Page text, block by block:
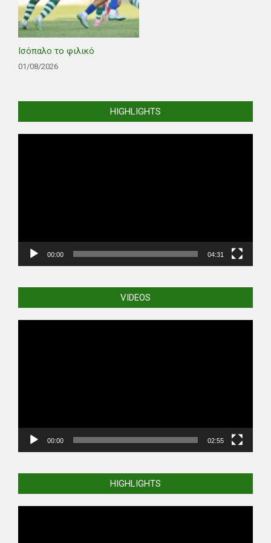
Ισόπαλο το φιλικό
01/08/2026
HIGHLIGHTS
00:00 04:31
VIDEOS
00:00 02:55
HIGHLIGHTS